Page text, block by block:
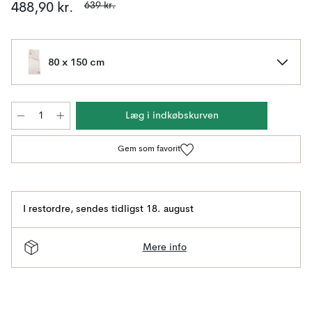
488,90 kr. 639 kr.
80 x 150 cm
Læg i indkøbskurven
Gem som favorit
I restordre, sendes tidligst 18. august
Mere info